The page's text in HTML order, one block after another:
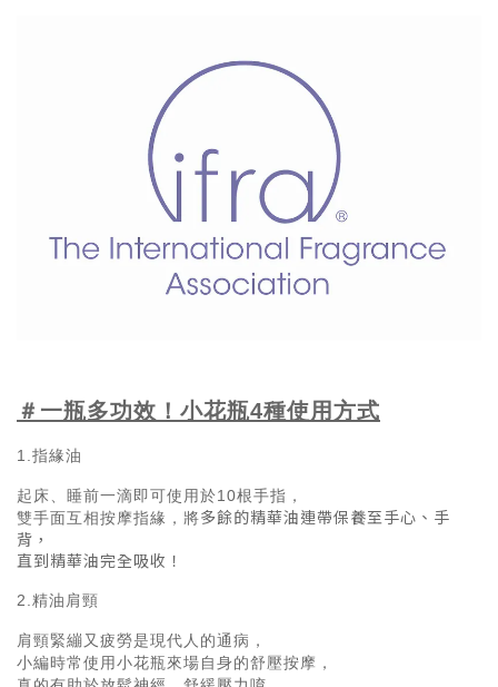
＃一瓶多功效！小花瓶4種使用方式
1.指緣油
起床、睡前一滴即可使用於10根手指，
雙手面互相按摩指緣，將多餘的精華油連帶保養至手心、手
背，
直到精華油完全吸收！
2.精油肩頸
肩頸緊繃又疲勞是現代人的通病，
小編時常使用小花瓶來場自身的舒壓按摩，